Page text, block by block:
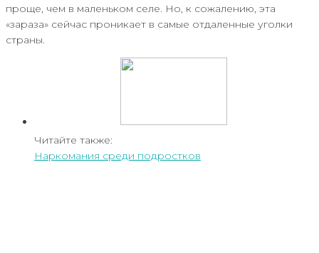
проще, чем в маленьком селе. Но, к сожалению, эта
«зараза» сейчас проникает в самые отдаленные уголки
страны.
Читайте также:
Наркомания среди подростков